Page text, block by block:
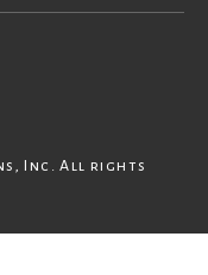
Inc. All rights